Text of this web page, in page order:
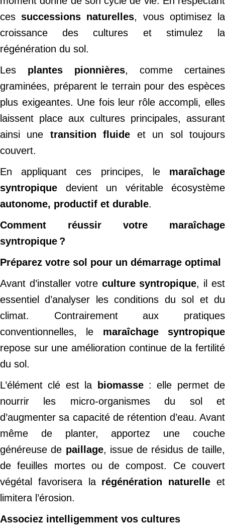
cessuccessions naturelles, vous optimisez la
croissance des cultures et stimulez la
régénération du sol.
Les plantes pionnières, comme certaines
graminées, préparent le terrain pour des espèces
plus exigeantes. Une fois leur rôle accompli, elles
laissent place aux cultures principales, assurant
ainsi une transition fluide et un sol toujours
couvert.
En appliquant ces principes, le maraîchage
syntropique devient un véritable écosystème
autonome, productif et durable.
Comment réussir votre maraîchage
syntropique ?
Préparez votre sol pour un démarrage optimal
Avant d’installer votre culture syntropique, il est
essentiel d’analyser les conditions du sol et du
climat. Contrairement aux pratiques
conventionnelles, le maraîchage syntropique
repose sur une amélioration continue de la fertilité
du sol.
L’élément clé est la
biomasse: elle permet de
nourrir les micro-organismes du sol et
d’augmenter sa capacité de rétention d’eau. Avant
même de planter, apportez une couche
généreuse de paillage, issue de résidus de taille,
de feuilles mortes ou de compost. Ce couvert
végétal favorisera la régénération naturelle et
limitera l’érosion.
Associez intelligemment vos cultures